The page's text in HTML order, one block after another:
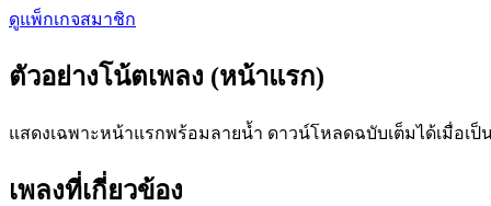
ดูแพ็กเกจสมาชิก
ตัวอย่างโน้ตเพลง (หน้าแรก)
แสดงเฉพาะหน้าแรกพร้อมลายน้ำ ดาวน์โหลดฉบับเต็มได้เมื่อเป็
เพลงที่เกี่ยวข้อง